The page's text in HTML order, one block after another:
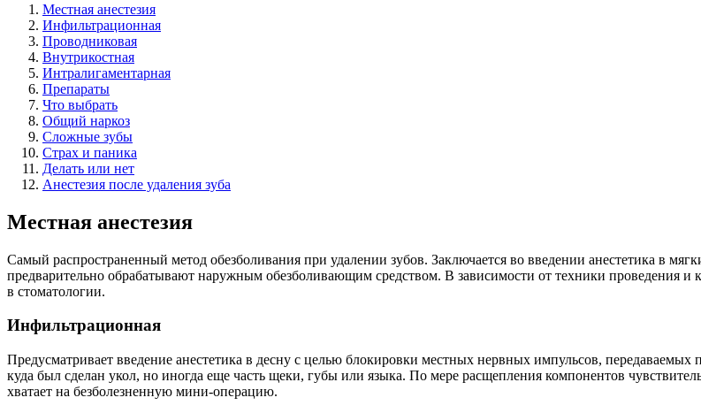
Местная анестезия
Инфильтрационная
Проводниковая
Внутрикостная
Интралигаментарная
Препараты
Что выбрать
Общий наркоз
Сложные зубы
Страх и паника
Делать или нет
Анестезия после удаления зуба
Местная анестезия
Самый распространенный метод обезболивания при удалении зубов. Заключается во введении анестетика в
предварительно обрабатывают наружным обезболивающим средством. В зависимости от техники проведения и
в стоматологии.
Инфильтрационная
Предусматривает введение анестетика в десну с целью блокировки местных нервных импульсов, передаваемых
куда был сделан укол, но иногда еще часть щеки, губы или языка. По мере расщепления компонентов
хватает на безболезненную мини-операцию.